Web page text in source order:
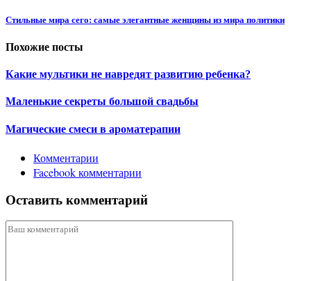
Стильные мира сего: самые элегантные женщины из мира политики
Похожие посты
Какие мультики не навредят развитию ребенка?
Маленькие секреты большой свадьбы
Магические смеси в ароматерапии
Комментарии
Facebook комментарии
Оставить комментарий